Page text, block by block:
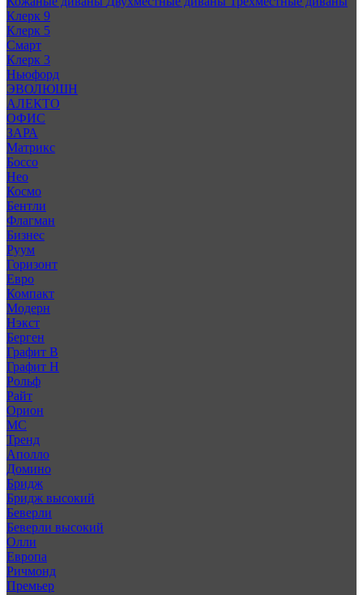
Клерк 9
Клерк 5
Смарт
Клерк 3
Ньюфорд
ЭВОЛЮШН
АЛЕКТО
ОФИС
ЗАРА
Матрикс
Боссо
Нео
Космо
Бентли
Флагман
Бизнес
Руум
Горизонт
Евро
Компакт
Модерн
Нэкст
Берген
Графит В
Графит Н
Рольф
Райт
Орион
МС
Тренд
Аполло
Домино
Бридж
Бридж высокий
Беверли
Беверли высокий
Олли
Европа
Ричмонд
Премьер